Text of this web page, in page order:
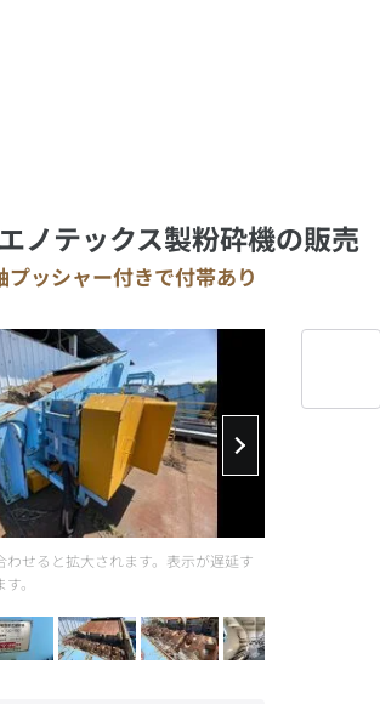
ノテックス製粉砕機の販売
プッシャー付きで付帯あり
わせると拡大されます。表示が遅延す
。